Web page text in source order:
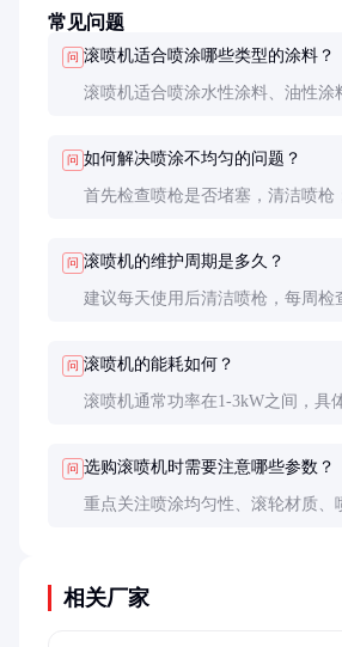
常见问题
问 滚喷机适合喷涂哪些类型的涂料？
滚喷机适合喷涂水性涂料、油性涂
问 如何解决喷涂不均匀的问题？
首先检查喷枪是否堵塞，清洁喷枪
问 滚喷机的维护周期是多久？
建议每天使用后清洁喷枪，每周检
问 滚喷机的能耗如何？
滚喷机通常功率在1-3kW之间，具
问 选购滚喷机时需要注意哪些参数？
重点关注喷涂均匀性、滚轮材质、
相关厂家